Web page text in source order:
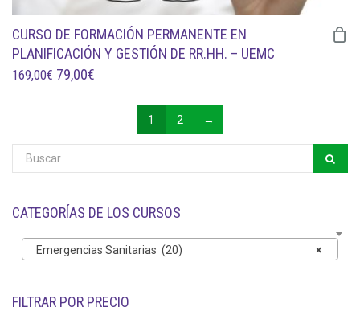
CURSO DE FORMACIÓN PERMANENTE EN
PLANIFICACIÓN Y GESTIÓN DE RR.HH. – UEMC
169,00€ EL
169,00€.
79,00€
1 2 →
CATEGORÍAS DE LOS CURSOS
×
Emergencias Sanitarias (20)
FILTRAR POR PRECIO